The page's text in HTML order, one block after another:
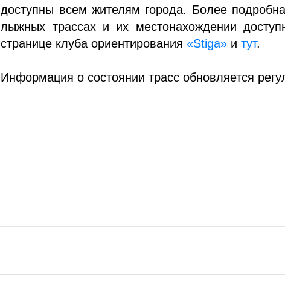
доступны всем жителям города. Более
лыжных трассах и их местонахождении
странице клуба ориентирования «Stiga» итут.
Информация о состоянии трасс обновляется